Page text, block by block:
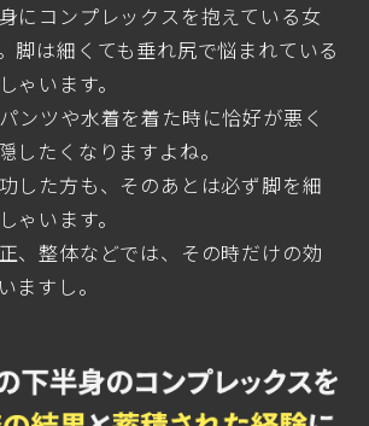
にコンプレックスを抱えている女
脚は細くても垂れ尻で悩まれている
ゃいます。
ンツや水着を着た時に恰好が悪く
したくなりますよね。
した方も、そのあとは必ず脚を細
ゃいます。
、整体などでは、その時だけの効
ますし。